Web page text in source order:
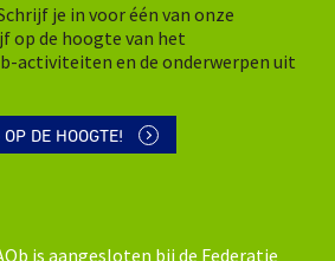
je in voor één van onze
op de hoogte van het
activiteiten en de onderwerpen uit
DE HOOGTE!
is aangesloten bij de Federatie